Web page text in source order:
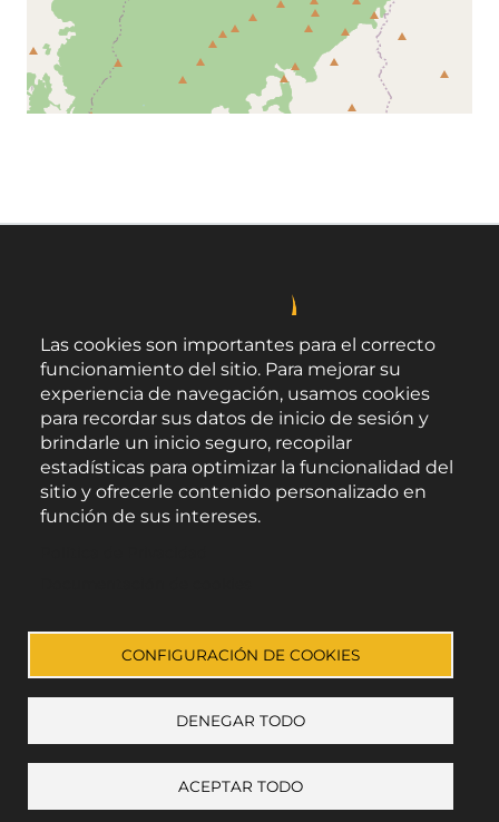
Aviso legal-Política de privacidad-
Accesibilidad
Enlace a Facebook
Enlace a Instagram
Enlace a Youtube Channel
Enlace a X (Twitter)
Las cookies son importantes para el correcto
funcionamiento del sitio. Para mejorar su
experiencia de navegación, usamos cookies
para recordar sus datos de inicio de sesión y
brindarle un inicio seguro, recopilar
estadísticas para optimizar la funcionalidad del
sitio y ofrecerle contenido personalizado en
función de sus intereses.
CONFIGURACIÓN DE COOKIES
DENEGAR TODO
ACEPTAR TODO